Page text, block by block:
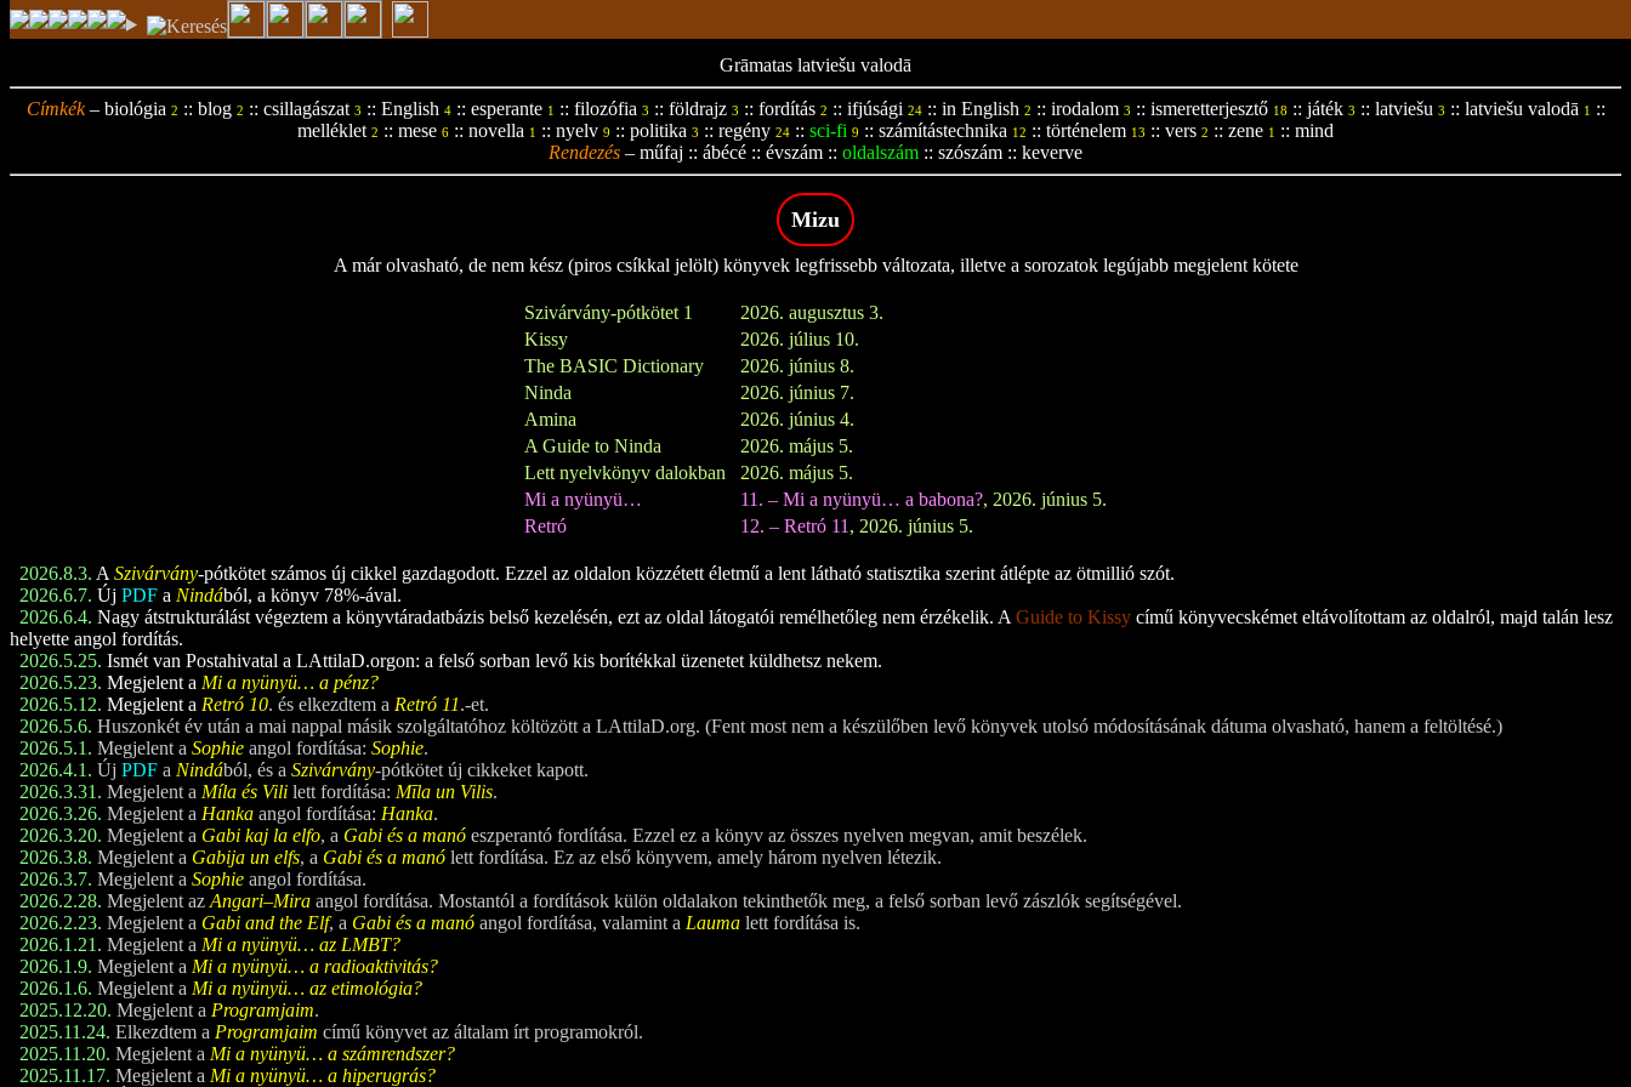
Grāmatas latviešu valodā
Címkék– biológia 2 :: blog 2 :: csillagászat 3 :: English 4:: esperante 1 :: filozófia 3 :: földrajz 3 :: fordítás 2 :: ifjúsági 24:: in English 2 :: irodalom 3 :: ismeretterjesztő 18 :: játék 3 :: latviešu 3 :: latviešu valodā 1
::
melléklet 2 :: mese 6 :: novella 1 :: nyelv 9 :: politika 3 :: regény 24 :: sci-fi 9 :: számítástechnika 12 :: történelem 13 :: vers 2 :: zene 1 :: mind
Rendezés – műfaj :: ábécé :: évszám :: oldalszám :: szószám :: keverve
Mizu
A már olvasható, de nem kész (piros csíkkal jelölt) könyvek legfrissebb változata, illetve a sorozatok legújabb megjelent kötete
Szivárvány-pótkötet 1
2026. augusztus 3.
Kissy
2026. július 10.
The BASIC Dictionary
2026. június 8.
Ninda
2026. június 7.
Amina
2026. június 4.
A Guide to Ninda
2026. május 5.
Lett nyelvkönyv dalokban
2026. május 5.
Mi a nyünyü…
11. – Mi a nyünyü… a babona?, 2026. június 5.
Retró
12. – Retró 11 , 2026. június 5.
2026.8.3. A Szivárvány-pótkötet számos új cikkel gazdagodott. Ezzel az oldalon közzétett életmű a lent látható statisztika szerint átlépte az ötmillió szót.
2026.6.7. Új PDF a Nindából, a könyv 78%-ával.
2026.6.4. Nagy átstrukturálást végeztem a könyvtáradatbázis belső kezelésén, ezt az oldal látogatói remélhetőleg nem érzékelik. A Guide to Kissy című könyvecskémet eltávolítottam az oldalról, majd talán lesz
helyette angol fordítás.
2026.5.25. Ismét van Postahivatal a LAttilaD.orgon: a felső sorban levő kis borítékkal üzenetet küldhetsz nekem.
2026.5.23. Megjelent a Mi a nyünyü… a pénz?
2026.5.12. Megjelent a Retró 10. és elkezdtem a Retró 11.-et.
2026.5.6. Huszonkét év után a mai nappal másik szolgáltatóhoz költözött a LAttilaD.org. (Fent most nem a készülőben levő könyvek utolsó módosításának dátuma olvasható, hanem a feltöltésé.)
2026.5.1. Megjelent a Sophie angol fordítása: Sophie.
2026.4.1. Új PDF a Nindából, és a Szivárvány-pótkötet új cikkeket kapott.
2026.3.31. Megjelent a Míla és Vili lett fordítása: Mīla un Vilis.
2026.3.26. Megjelent a Hanka angol fordítása: Hanka.
2026.3.20. Megjelent a Gabi kaj la elfo, a Gabi és a manó eszperantó fordítása. Ezzel ez a könyv az összes nyelven megvan, amit beszélek.
2026.3.8. Megjelent a Gabija un elfs, a Gabi és a manó lett fordítása. Ez az első könyvem, amely három nyelven létezik.
2026.3.7. Megjelent a Sophie angol fordítása.
2026.2.28. Megjelent az Angari–Mira angol fordítása. Mostantól a fordítások külön oldalakon tekinthetők meg, a felső sorban levő zászlók segítségével.
2026.2.23. Megjelent a Gabi and the Elf, a Gabi és a manó angol fordítása, valamint a Lauma lett fordítása is.
2026.1.21. Megjelent a Mi a nyünyü… az LMBT?
2026.1.9. Megjelent a Mi a nyünyü… a radioaktivitás?
2026.1.6. Megjelent a Mi a nyünyü… az etimológia?
2025.12.20. Megjelent a Programjaim.
2025.11.24. Elkezdtem a Programjaim című könyvet az általam írt programokról.
2025.11.20. Megjelent a Mi a nyünyü… a számrendszer?
2025.11.17. Megjelent a Mi a nyünyü… a hiperugrás?